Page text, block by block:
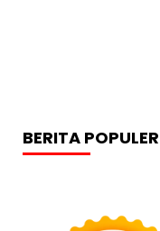
BERITA POPULER